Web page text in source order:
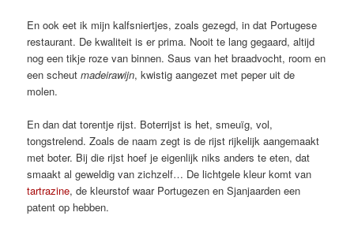
En ook eet ik mijn kalfsniertjes, zoals gezegd, in dat Portugese
restaurant. De kwaliteit is er prima. Nooit te lang gegaard, altijd
nog een tikje roze van binnen. Saus van het braadvocht, room en
een scheutmadeirawijn, kwistig aangezet met peper uit de
molen.
En dan dat torentje rijst. Boterrijst is het, smeuïg, vol,
tongstrelend. Zoals de naam zegt is de rijst rijkelijk aangemaakt
met boter. Bij die rijst hoef je eigenlijk niks anders te eten, dat
smaakt al geweldig van zichzelf… De lichtgele kleur komt van
tartrazine, de kleurstof waar Portugezen en Sjanjaarden een
patent op hebben.